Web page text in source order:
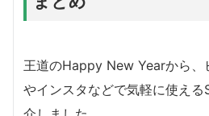
王道のHappy New Yearから、
やインスタなどで気軽に使える